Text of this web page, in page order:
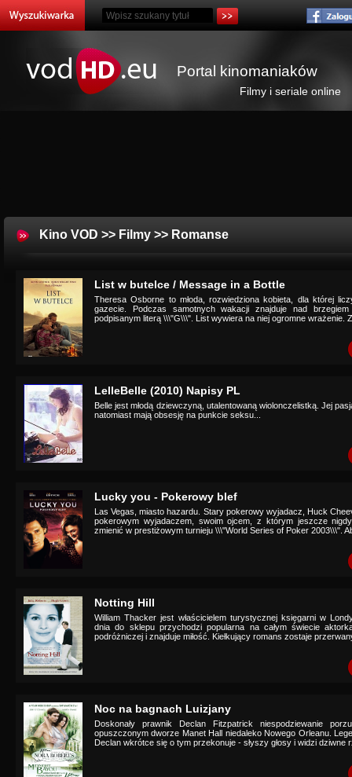
Portal kinomaniaków
Filmy i seriale online
Kino VOD >> Filmy >> Romanse
List w butelce / Message in a Bottle
Theresa Osborne to młoda, rozwiedziona kobieta, dla której
gazecie. Podczas samotnych wakacji znajduje nad
podpisanym literą \\\"G\\\". List wywiera na niej ogromne wrażenie.
LelleBelle (2010) Napisy PL
Belle jest młodą dziewczyną, utalentowaną wiolonczelistką. Jej
natomiast mają obsesję na punkcie seksu...
Lucky you - Pokerowy blef
Las Vegas, miasto hazardu. Stary pokerowy wyjadacz, Huck
pokerowym wyjadaczem, swoim ojcem, z którym jeszcze
zmienić w prestiżowym turnieju \\\"World Series of Poker 2003\\\".
Notting Hill
William Thacker jest właścicielem turystycznej księgarni w
dnia do sklepu przychodzi popularna na całym świecie
podróżniczej i znajduje miłość. Kiełkujący romans zostaje
Noc na bagnach Luizjany
Doskonały prawnik Declan Fitzpatrick niespodziewanie
opuszczonym dworze Manet Hall niedaleko Nowego Orleanu.
Declan wkrótce się o tym przekonuje - słyszy głosy i widzi dziwne